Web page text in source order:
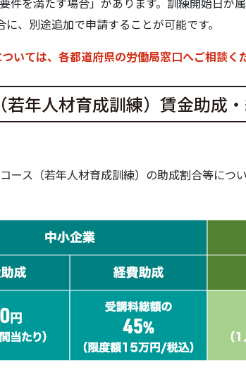
、別途追加で申請することが可能です。
いては、各都道府県の労働局窓口へご相談く
若年人材育成訓練）賃金助成
ース（若年人材育成訓練）の助成割合等につい